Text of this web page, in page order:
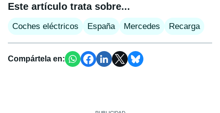
Este artículo trata sobre...
Coches eléctricos España Mercedes Recarga
Compártela en: